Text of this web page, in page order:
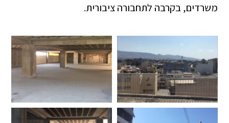
משרדים, בקרבה לתחבורה ציבורית.